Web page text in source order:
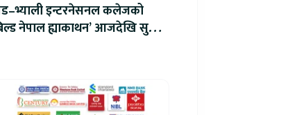
इन्टरनेसनल कलेजको
नेपाल ह्याकाथन’ आजदेखि सुरु,